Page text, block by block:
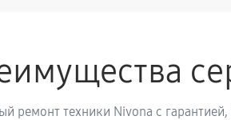
ремонт техники Nivona с